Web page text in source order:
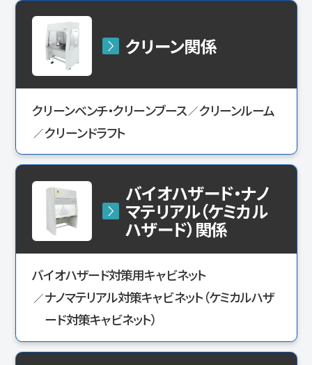
クリーン関係
クリーンベンチ・クリーンブース
クリーンルーム
クリーンドラフト
バイオハザード・ナノ
マテリアル（ケミカル
ハザード）関係
バイオハザード対策用キャビネット
ナノマテリアル対策キャビネット（ケミカルハザ
ード対策キャビネット）